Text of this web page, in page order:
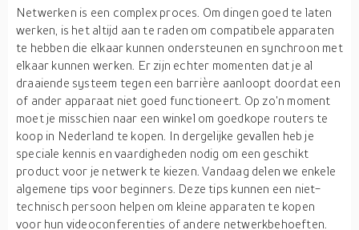
Netwerken is een complex proces. Om dingen goed te laten
werken, is het altijd aan te raden om compatibele apparaten
te hebben die elkaar kunnen ondersteunen en synchroon met
elkaar kunnen werken. Er zijn echter momenten dat je al
draaiende systeem tegen een barrière aanloopt doordat een
of ander apparaat niet goed functioneert. Op zo'n moment
moet je misschien naar een winkel om goedkope routers te
koop in Nederland te kopen. In dergelijke gevallen heb je
speciale kennis en vaardigheden nodig om een geschikt
product voor je netwerk te kiezen. Vandaag delen we enkele
algemene tips voor beginners. Deze tips kunnen een niet-
technisch persoon helpen om kleine apparaten te kopen
voor hun videoconferenties of andere netwerkbehoeften.